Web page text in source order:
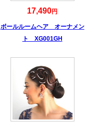
17,490円
ボールルームヘア オーナメン
ト XG001GH